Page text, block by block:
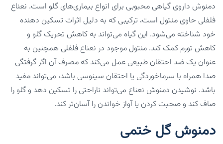
دمنوش داروی گیاهی محبوبی برای انواع بیماری‌های گلو است. نعناع
فلفلی حاوی منتول است، ترکیبی که به دلیل اثرات تسکین دهنده
خود شناخته می‌شود. این گیاه می‌تواند به کاهش تحریک گلو و
کاهش تورم کمک کند. منتول موجود در نعناع فلفلی همچنین به
عنوان یک ضد احتقان طبیعی عمل‌ می‌کند که مصرف آن اگر گرفتگی
صدا همراه با سرماخوردگی یا احتقان سینوسی باشد،‌ می‌تواند مفید
باشد. نوشیدن ‌دمنوش نعناع می‌تواند ناراحتی را تسکین دهد و گلو را
صاف کند و صحبت کردن یا آواز خواندن را آسان‌تر کند.
دمنوش گل ختمی